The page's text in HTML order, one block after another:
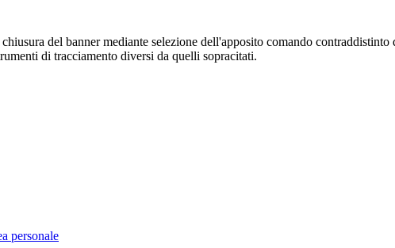
del banner mediante selezione dell'apposito comando
di tracciamento diversi da quelli sopracitati.
personale